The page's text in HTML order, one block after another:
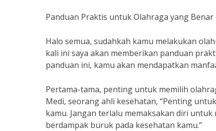
Panduan Praktis untuk Olahraga yang Benar
Halo semua, sudahkah kamu melakukan
kali ini saya akan memberikan panduan
panduan ini, kamu akan mendapatkan
Pertama-tama, penting untuk memilih
Medi, seorang ahli kesehatan, “Penting
kamu. Jangan terlalu memaksakan diri
berdampak buruk pada kesehatan kamu.”